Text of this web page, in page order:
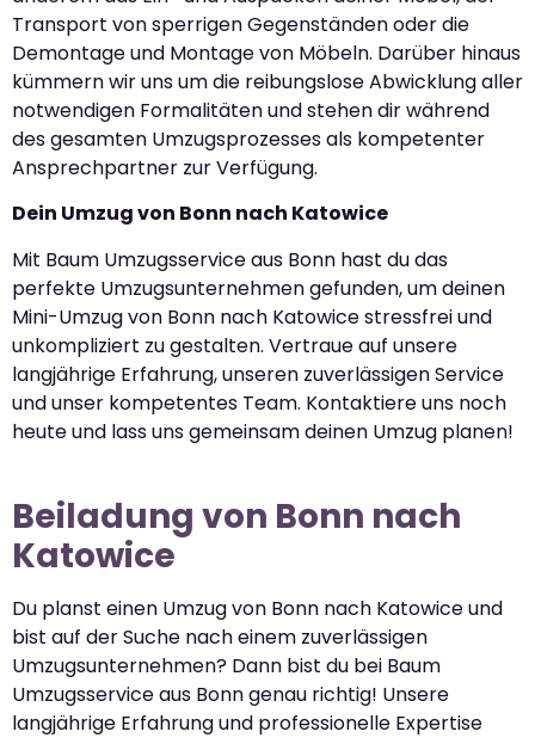
Transport von sperrigen Gegenständen oder die
Demontage und Montage von Möbeln. Darüber hinaus
kümmern wir uns um die reibungslose Abwicklung aller
notwendigen Formalitäten und stehen dir während
des gesamten Umzugsprozesses als kompetenter
Ansprechpartner zur Verfügung.
Dein Umzug von Bonn nach Katowice
Mit Baum Umzugsservice aus Bonn hast du das
perfekte Umzugsunternehmen gefunden, um deinen
Mini-Umzug von Bonn nach Katowice stressfrei und
unkompliziert zu gestalten. Vertraue auf unsere
langjährige Erfahrung, unseren zuverlässigen Service
und unser kompetentes Team. Kontaktiere uns noch
heute und lass uns gemeinsam deinen Umzug planen!
Beiladung von Bonn nach
Katowice
Du planst einen Umzug von Bonn nach Katowice und
bist auf der Suche nach einem zuverlässigen
Umzugsunternehmen? Dann bist du bei Baum
Umzugsservice aus Bonn genau richtig! Unsere
langjährige Erfahrung und professionelle Expertise